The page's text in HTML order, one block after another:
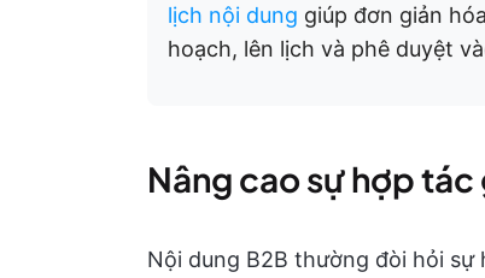
lịch nội dung giúp đơn giản
hoạch, lên lịch và phê duyệt
Nâng cao sự hợp
Nội dung B2B thường đòi hỏi